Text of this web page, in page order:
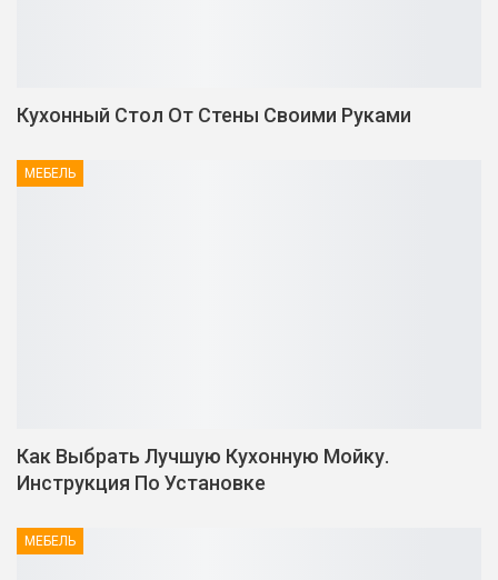
Кухонный Стол От Стены Своими Руками
МЕБЕЛЬ
Как Выбрать Лучшую Кухонную Мойку.
Инструкция По Установке
МЕБЕЛЬ